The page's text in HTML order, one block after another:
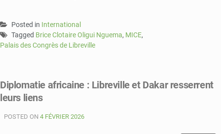
Posted in International
Tagged Brice Clotaire Oligui Nguema, MICE,
Palais des Congrès de Libreville
Diplomatie africaine : Libreville et Dakar resserrent
leurs liens
POSTED ON 4 FÉVRIER 2026